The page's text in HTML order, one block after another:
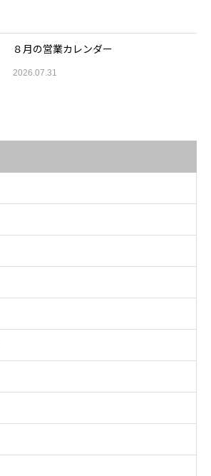
８月の営業カレンダー
2026.07.31